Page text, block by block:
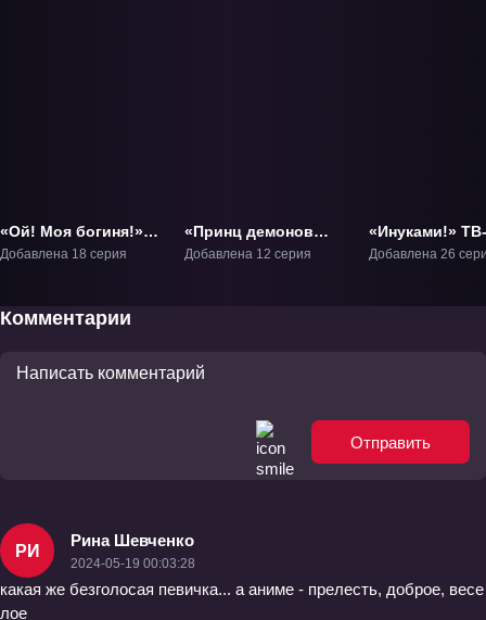
«Ой! Моя богиня!»
ТВ-1
Добавлена 18 серия
«Принц демонов
дома Момоти» ТВ-1
Добавлена 12 серия
«Инуками!»
Добавлена 26
Комментарии
Отправить
РИ
Рина Шевченко
2024-05-19 00:03:28
какая же безголосая певичка... а аниме - прелесть, доброе, весе
лое